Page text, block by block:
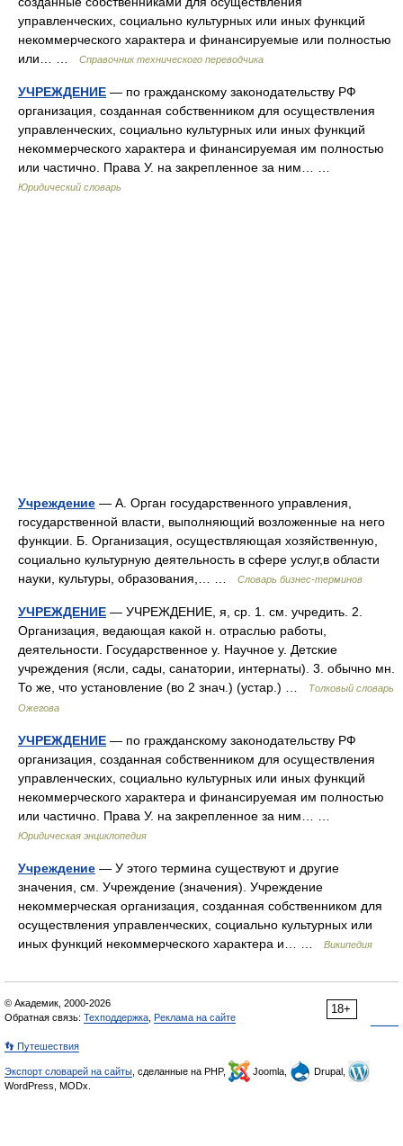
управленческих, социально культурных или иных функций
некоммерческого характера и финансируемые или полностью
или… …
Справочник технического переводчика
УЧРЕЖДЕНИЕ — по гражданскому законодательству РФ
организация, созданная собственником для осуществления
управленческих, социально культурных или иных функций
некоммерческого характера и финансируемая им полностью
или частично. Права У. на закрепленное за ним… …
Юридический словарь
Учреждение — А. Орган государственного управления,
государственной власти, выполняющий возложенные на него
функции. Б. Организация, осуществляющая хозяйственную,
социально культурную деятельность в сфере услуг,в области
науки, культуры, образования,… …
Словарь бизнес-терминов
УЧРЕЖДЕНИЕ — УЧРЕЖДЕНИЕ, я, ср. 1. см. учредить. 2.
Организация, ведающая какой н. отраслью работы,
деятельности. Государственное у. Научное у. Детские
учреждения (ясли, сады, санатории, интернаты). 3. обычно мн.
То же, что установление (во 2 знач.) (устар.) …
Толковый словарь
Ожегова
УЧРЕЖДЕНИЕ — по гражданскому законодательству РФ
организация, созданная собственником для осуществления
управленческих, социально культурных или иных функций
некоммерческого характера и финансируемая им полностью
или частично. Права У. на закрепленное за ним… …
Юридическая энциклопедия
Учреждение — У этого термина существуют и другие
значения, см. Учреждение (значения). Учреждение
некоммерческая организация, созданная собственником для
осуществления управленческих, социально культурных или
иных функций некоммерческого характера и… …
Википедия
18+
© Академик, 2000-2026
Обратная связь: Техподдержка Реклама на сайте
👣 Путешествия
Экспорт словарей на сайты , сделанные на PHP, Joomla,
Drupal,
WordPress, MODx.